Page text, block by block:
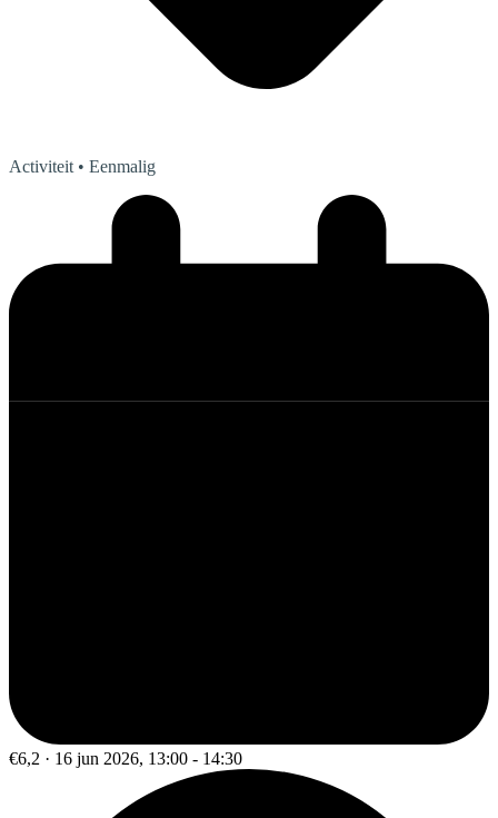
Activiteit • Eenmalig
€6,2 · 16 jun 2026, 13:00 - 14:30